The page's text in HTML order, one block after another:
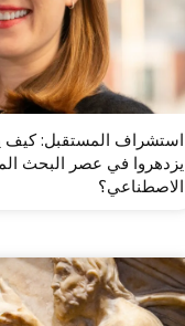
استشراف المستقبل: كيف
يزدهروا في عصر البحث
الاصطناعي؟